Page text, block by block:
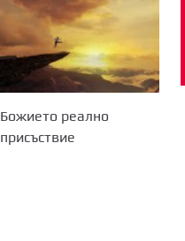
Божието реално
присъствие